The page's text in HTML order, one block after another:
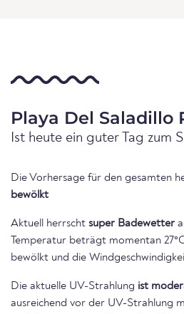
Playa Del Saladillo
Ist heute ein guter Tag zum
Die Vorhersage für den gesamten
bewölkt
Aktuell herrscht super Badewetter
Temperatur beträgt momentan
bewölkt und die
Die aktuelle UV-Strahlung ist
ausreichend vor der UV-Strahlung